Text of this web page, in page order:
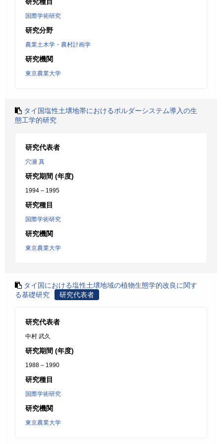
国際学術研究
研究分野
農業土木学・農村計画学
研究機関
東京農業大学
タイ国塩性土壌地帯におけるポルダーシステム導入の生
態工学的研究
研究代表者
穴瀬 真
研究期間 (年度)
1994 – 1995
研究種目
国際学術研究
研究機関
東京農業大学
タイ国における塩性土壌地域の植物生態学的改良に関す
る基礎研究
研究代表者
研究代表者
中村 武久
研究期間 (年度)
1988 – 1990
研究種目
国際学術研究
研究機関
東京農業大学